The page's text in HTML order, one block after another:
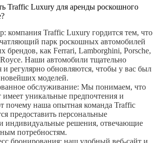
Traffic Luxury для аренды роскошного
компания Traffic Luxury гордится тем, что
парк роскошных автомобилей
брендов, как Ferrari, Lamborghini, Porsche,
Наши автомобили тщательно
и регулярно обновляются, чтобы у вас был
моделей.
обслуживание: Мы понимаем, что
уникальные предпочтения и
почему наша опытная команда Traffic
предоставить персональные
индивидуальные решения, отвечающие
потребностям.
бронирования: наш удобный веб-сайт и